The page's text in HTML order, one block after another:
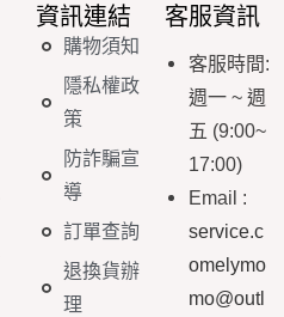
資訊連結
購物須知
隱私權政
策
防詐騙宣
導
訂單查詢
退換貨辦
理
客服資訊
客服時間:
週一 ~ 週
五 (9:00~
17:00)
Email :
service.c
omelymo
mo@outl